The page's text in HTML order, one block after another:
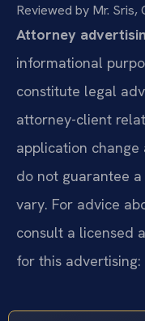
Reviewed by Mr. Sris,
Attorney
informational
constitute legal
attorney-client
application change
do not guarantee
vary. For advice
consult a licensed
for this advertising: